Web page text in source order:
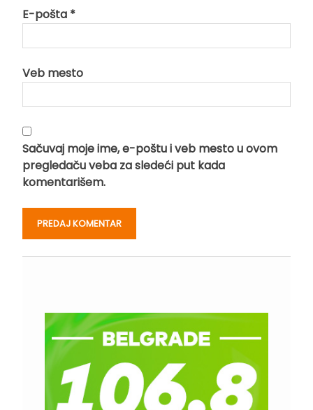
E-pošta *
Veb mesto
Sačuvaj moje ime, e-poštu i veb mesto u ovom
pregledaču veba za sledeći put kada
komentarišem.